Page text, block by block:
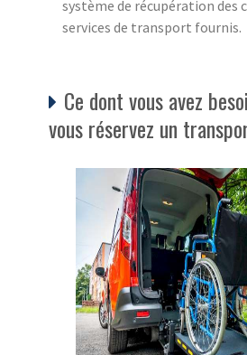
système de récupération des
services de transport fournis.
Ce dont vous avez
vous réservez un